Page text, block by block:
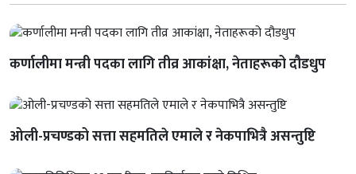
कर्णालीमा मन्त्री पदका लागि तीव्र आकांक्षा, नेताहरूको दौडधुप
ओली-प्रचण्डको सत्ता सहमतिले एमाले र नेकपाभित्रै असन्तुष्टि